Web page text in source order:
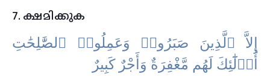
7. ക്ഷമിക്കുക
ﺇِﻻَّ ٱﻟَّﺬِﻳﻦَ ﺻَﺒَﺮُﻭا۟ ﻭَﻋَﻤِﻠُﻮا۟ ٱﻟﺼَّٰﻠِﺤَٰﺖِ
ﺃُﻭ۟ﻟَٰٓﺌِﻚَ ﻟَﻬُﻢ ﻣَّﻐْﻔِﺮَﺓٌ ﻭَﺃَﺟْﺮٌ ﻛَﺒِﻴﺮٌ